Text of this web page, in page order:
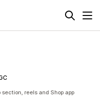
reels and Shop app